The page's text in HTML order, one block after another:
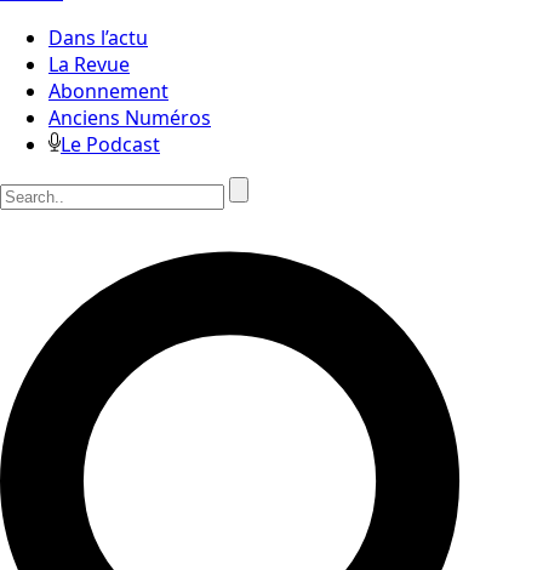
Dans l’actu
La Revue
Abonnement
Anciens Numéros
Le Podcast